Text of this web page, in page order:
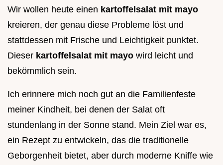
Wir wollen heute einen kartoffelsalat mit mayo
kreieren, der genau diese Probleme löst und
stattdessen mit Frische und Leichtigkeit punktet.
Dieser kartoffelsalat mit mayo wird leicht und
bekömmlich sein.
Ich erinnere mich noch gut an die Familienfeste
meiner Kindheit, bei denen der Salat oft
stundenlang in der Sonne stand. Mein Ziel war es,
ein Rezept zu entwickeln, das die traditionelle
Geborgenheit bietet, aber durch moderne Kniffe wie